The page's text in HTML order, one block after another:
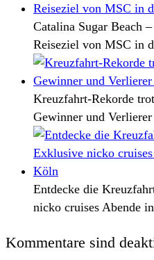
Catalina Sugar Beach
Reiseziel von MSC in
Kreuzfahrt-Rekorde
Gewinner und
Entdecke die
nicko cruises Abende
Kommentare sind